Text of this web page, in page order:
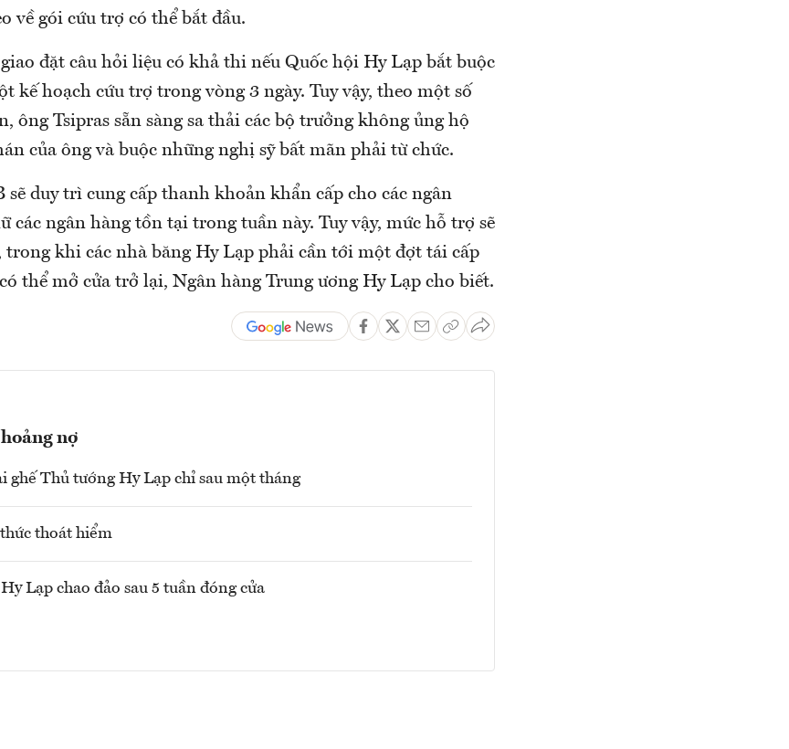
về gói cứu trợ có thể bắt đầu.
đặt câu hỏi liệu có khả thi nếu Quốc hội Hy Lạp bắt buộc
kế hoạch cứu trợ trong vòng 3 ngày. Tuy vậy, theo một số
ông Tsipras sẵn sàng sa thải các bộ trưởng không ủng hộ
của ông và buộc những nghị sỹ bất mãn phải từ chức.
sẽ duy trì cung cấp thanh khoản khẩn cấp cho các ngân
các ngân hàng tồn tại trong tuần này. Tuy vậy, mức hỗ trợ sẽ
trong khi các nhà băng Hy Lạp phải cần tới một đợt tái cấp
thể mở cửa trở lại, Ngân hàng Trung ương Hy Lạp cho biết.
nợ
ghế Thủ tướng Hy Lạp chỉ sau một tháng
thoát hiểm
Lạp chao đảo sau 5 tuần đóng cửa